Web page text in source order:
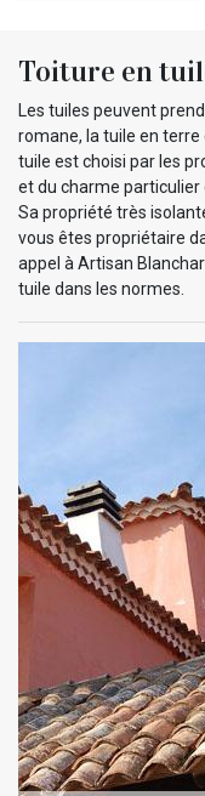
Toiture en
Les tuiles peuvent
romane, la tuile en terre
tuile est choisi par les
et du charme particulier
Sa propriété très
vous êtes propriétaire
appel à Artisan
tuile dans les normes.